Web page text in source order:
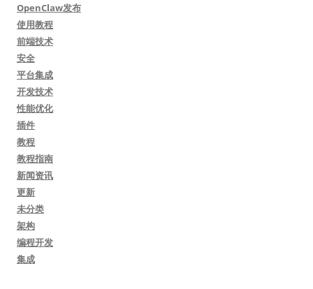
OpenClaw发布
使用教程
前端技术
安全
平台集成
开发技术
性能优化
插件
教程
教程指南
新闻资讯
更新
未分类
架构
编程开发
集成